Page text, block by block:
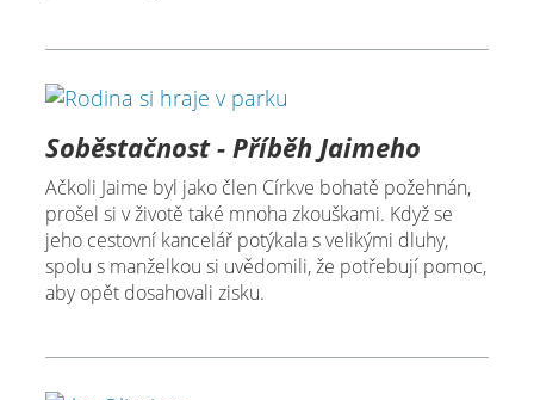
Soběstačnost - Příběh Jaimeho
Ačkoli Jaime byl jako člen Církve bohatě požehnán,
prošel si v životě také mnoha zkouškami. Když se
jeho cestovní kancelář potýkala s velikými dluhy,
spolu s manželkou si uvědomili, že potřebují pomoc,
aby opět dosahovali zisku.